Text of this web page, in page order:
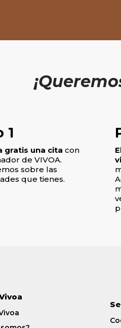
1​
gratis una cita con
de VIVOA.
sobre las
que tienes.